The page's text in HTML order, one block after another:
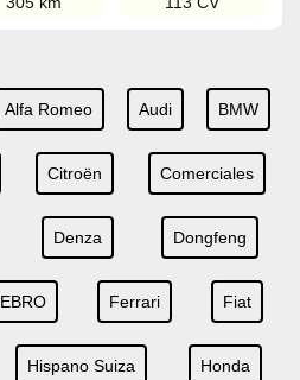
Alfa Romeo Audi BMW
Citroën Comerciales
Denza Dongfeng
EBRO Ferrari Fiat
Hispano Suiza Honda